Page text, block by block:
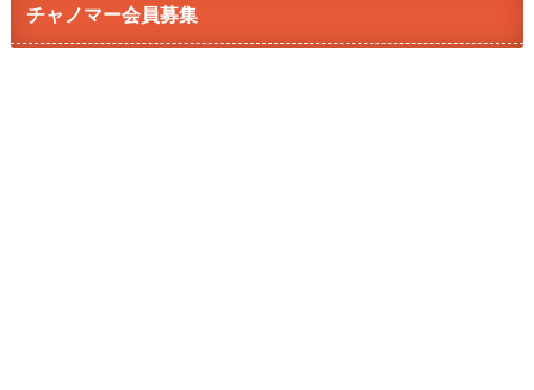
チャノマー会員募集